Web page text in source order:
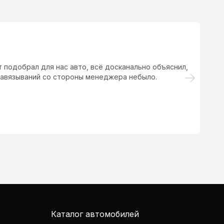
для нас авто, всё досканально объяснил,
со стороны менеджера небыло.
Каталог автомобилей